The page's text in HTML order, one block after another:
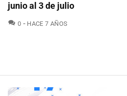
junio al 3 de julio
0 COMENTARIOS
HACE 7 AÑOS